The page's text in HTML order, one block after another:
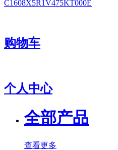
C1608X5R1V475KT000E
购物车
个人中心
全部产品
查看更多